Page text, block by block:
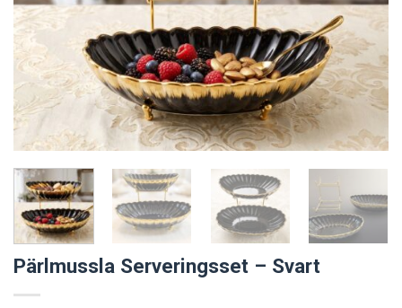
Pärlmussla Serveringsset – Svart